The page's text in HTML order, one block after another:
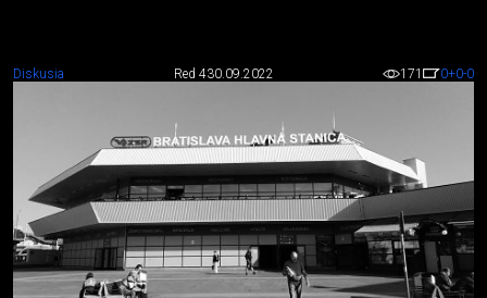
Diskusia Red 430.09.2022 171 0+0-0